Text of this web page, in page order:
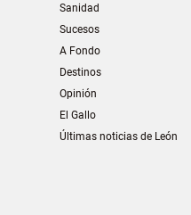
Sanidad
Sucesos
A Fondo
Destinos
Opinión
El Gallo
Últimas noticias de León